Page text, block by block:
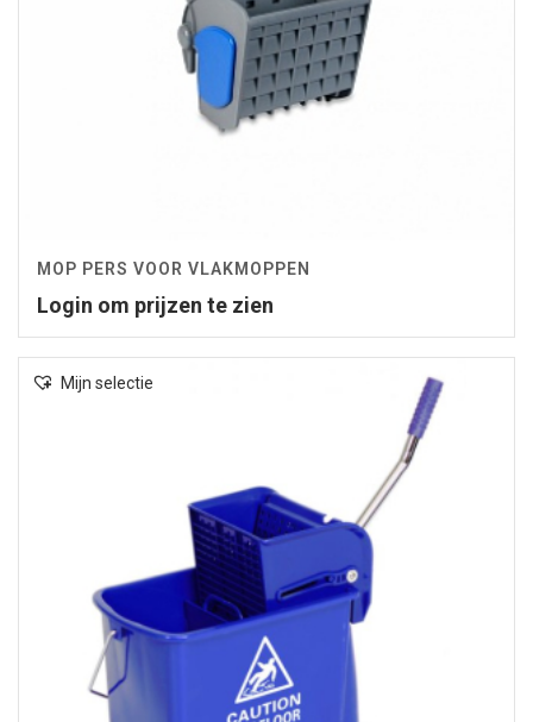
MOP PERS VOOR VLAKMOPPEN
Login om prijzen te zien
Mijn selectie